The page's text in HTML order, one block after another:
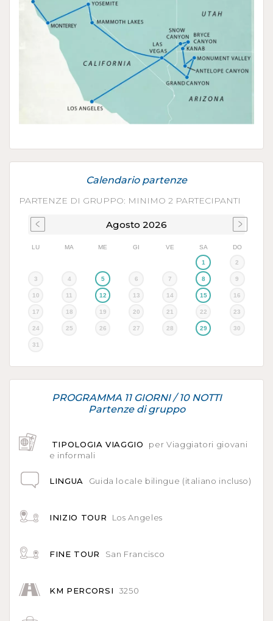
Calendario partenze
PARTENZE DI GRUPPO: MINIMO 2 PARTECIPANTI
Agosto 2026
LU MA ME GI VE SA DO
1 2
3 4 5 6 7 8 9
10 11 12 13 14 15 16
17 18 19 20 21 22 23
24 25 26 27 28 29 30
31
PROGRAMMA 11 GIORNI / 10 NOTTI
Partenze di gruppo
TIPOLOGIA VIAGGIO
per Viaggiatori giovani
e informali
LINGUA Guida locale bilingue (italiano incluso)
INIZIO TOUR Los Angeles
FINE TOUR San Francisco
KM PERCORSI 3250